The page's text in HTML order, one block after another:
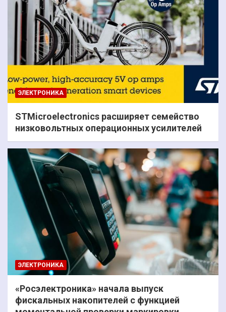
ЭЛЕКТРОНИКА
STMicroelectronics расширяет семейство
низковольтных операционных усилителей
ЭЛЕКТРОНИКА
«Росэлектроника» начала выпуск
фискальных накопителей с функцией